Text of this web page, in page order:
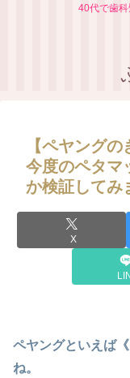
40代で歯
【ペヤング
今度のペタマ
か検証してみ
X
ペヤングといえば
ね。